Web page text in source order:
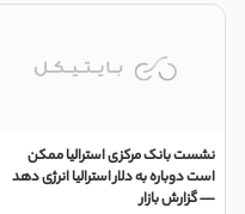
نشست بانک مرکزی استرالیا ممکن
است دوباره به دلار استرالیا انرژی دهد
— گزارش بازار